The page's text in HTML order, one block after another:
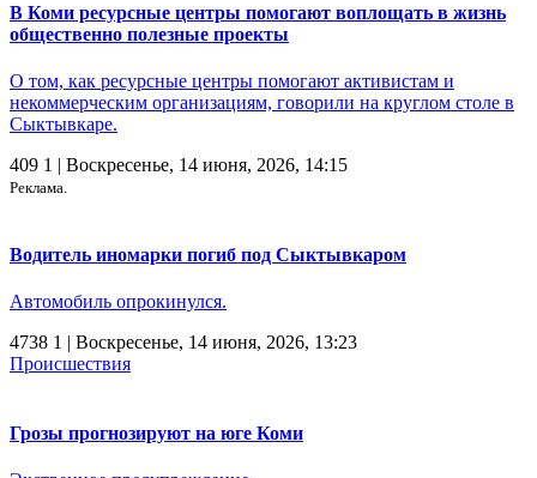
В Коми ресурсные центры помогают воплощать в жизнь
общественно полезные проекты
О том, как ресурсные центры помогают активистам и
некоммерческим организациям, говорили на круглом столе в
Сыктывкаре.
409 1 | Воскресенье, 14 июня, 2026, 14:15
Реклама.
Водитель иномарки погиб под Сыктывкаром
Автомобиль опрокинулся.
4738 1 | Воскресенье, 14 июня, 2026, 13:23
Происшествия
Грозы прогнозируют на юге Коми